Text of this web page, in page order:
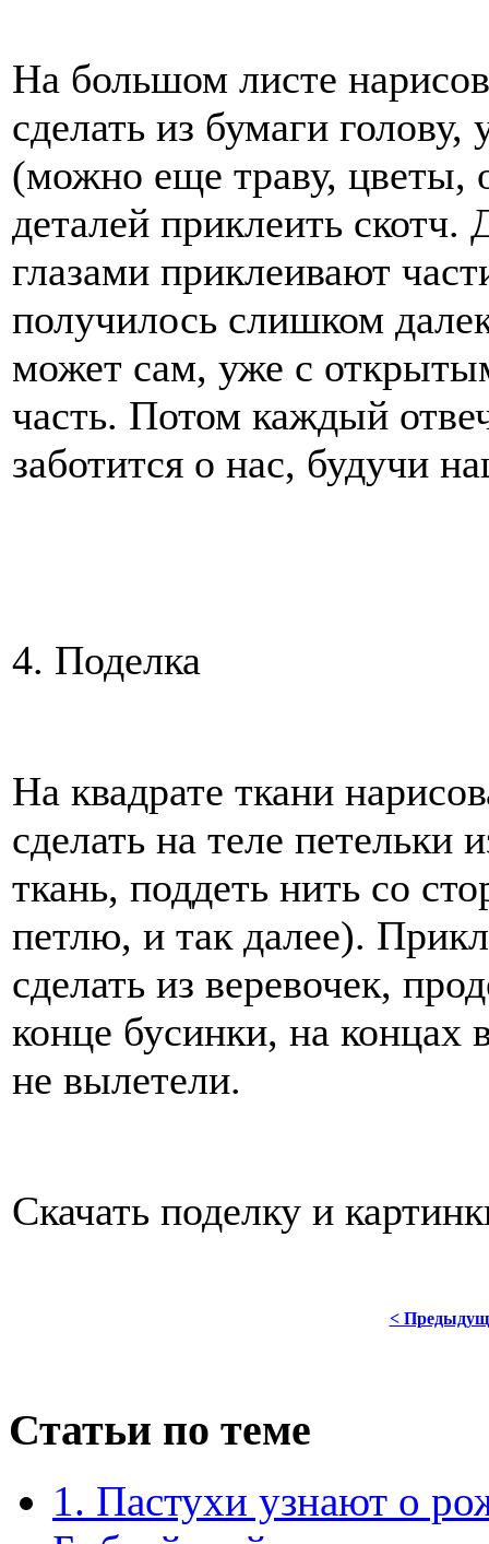
На большом листе
сделать из бумаги
(можно еще траву, цветы,
деталей приклеить
глазами приклеивают
получилось слишком
может сам, уже с
часть. Потом каждый
заботится о нас, будучи
4. Поделка
На квадрате ткани
сделать на теле
ткань, поддеть нить со
петлю, и так далее).
сделать из веревочек,
конце бусинки, на концах
не вылетели.
Скачать поделку и
<
Статьи по теме
1. Пастухи узнают о